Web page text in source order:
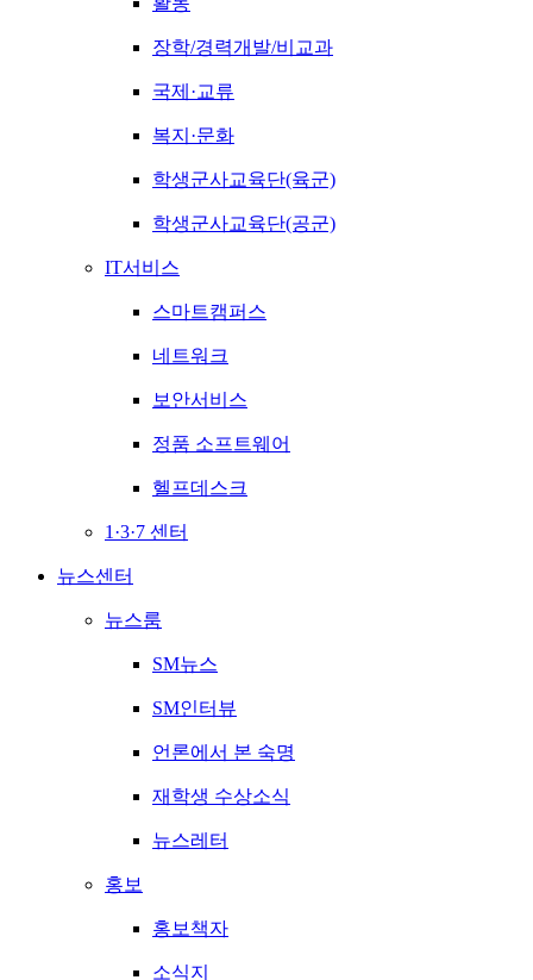
장학/경력개발/비교과
국제·교류
복지·문화
학생군사교육단(육군)
학생군사교육단(공군)
IT서비스
스마트캠퍼스
네트워크
보안서비스
정품 소프트웨어
헬프데스크
1·3·7 센터
뉴스센터
뉴스룸
SM뉴스
SM인터뷰
언론에서 본 숙명
재학생 수상소식
뉴스레터
홍보
홍보책자
소식지